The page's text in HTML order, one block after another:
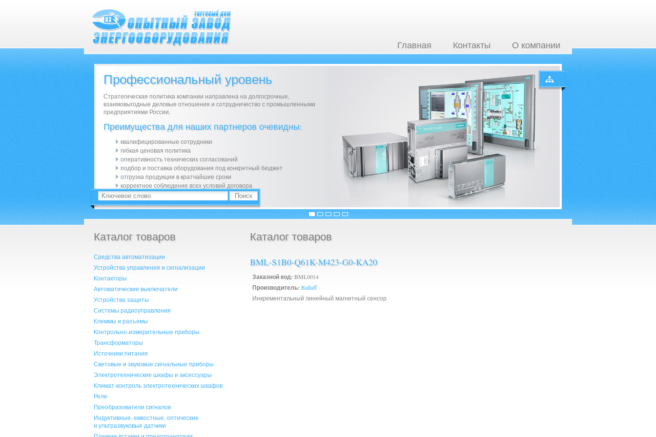
Главная Контакты О компании
Профессиональный уровень
Стратегическая политика компании направлена на долгосрочные,
взаимовыгодные деловые отношения и сотрудничество с промышленными
предприятиями России.
Преимущества для наших партнеров очевидны:
квалифицированные сотрудники
гибкая ценовая политика
оперативность технических согласований
подбор и поставка оборудования под конкретный бюджет
отгрузка продукции в кратчайшие сроки
корректное соблюдение всех условий договора
Каталог товаров
Средства автоматизации
Устройства управления и сигнализации
Контакторы
Автоматические выключатели
Устройства защиты
Системы радиоуправления
Клеммы и разъемы
Контрольно-измерительные приборы
Трансформаторы
Источники питания
Световые и звуковые сигнальные приборы
Электротехнические шкафы и аксессуары
Климат-контроль электротехнических шкафов
Реле
Преобразователи сигналов
Индуктивные, емкостные, оптические
и ультразвуковые датчики
Каталог товаров
BML-S1B0-Q61K-M423-G0-KA20
Заказной код: BML0014
Производитель: Balluff
Инкрементальный линейный магнитный сенсор